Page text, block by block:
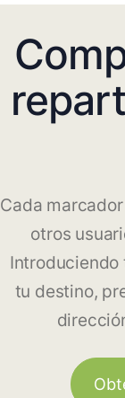
Cada
otros
tu destino,